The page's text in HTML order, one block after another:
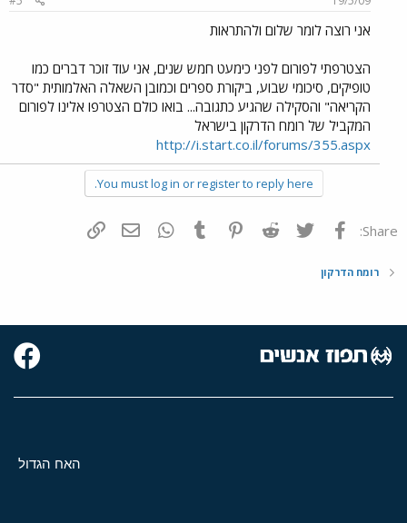
אני רוצה לומר שלום ולהתראות
הצטרפתי לפורום לפני כימעט חמש שנים, אני עוד זוכר דברים כמו
טופיקים, סיכומי שבוע, ביקורת ספרים וכמובן השאלה האלמותית "סדר
הקריאה" והסקילה שהגיע כתגובה... בואו כולם הצטרפו אלינו לפורום
המקביל של רומח הדרקון בישראל
http://i.start.co.il/forums/355.aspx
You must log in or register to reply here.
Share: פייסבוק Twitter
Reddit
Pinterest
Tumblr
WhatsAppדואר אלקטרוני
רומח הדרקון
האח הגדול